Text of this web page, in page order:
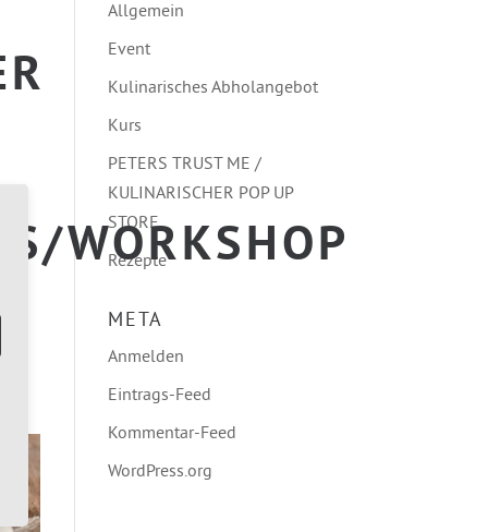
F
WORKSHOP
Allgemein
Event
Kulinarisches Abholangebot
Kurs
PETERS TRUST ME /
KULINARISCHER POP UP
STORE
Rezepte
META
Anmelden
Eintrags-Feed
Kommentar-Feed
WordPress.org